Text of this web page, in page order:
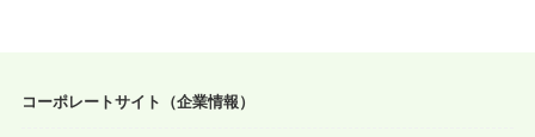
コーポレートサイト（企業情報）